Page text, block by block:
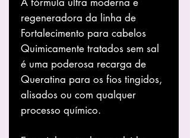
regeneradora da linha de
Fortalecimento para cabelos
Quimicamente tratados sem sal
é uma poderosa recarga de
Queratina para os fios tingidos,
alisados ou com qualquer
processo químico.